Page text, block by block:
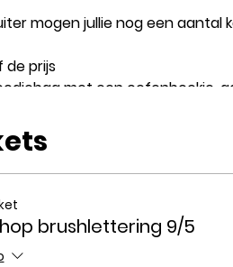
mogen jullie nog een aantal
de prijs
met een oefenboekje,
tijdens de workshop
van alle materiaal, stiftjes,
brushlettering 9/5